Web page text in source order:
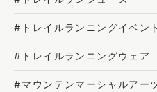
#トレイルランニングイベント
#トレイルランニングウェア
#マウンテンマーシャルアー